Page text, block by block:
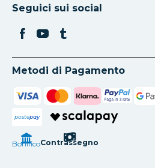
Si apre in una nuova scheda
Si apre in una nuova scheda
Seguici sui social
Metodi di Pagamento
postepay
BonificoContrassegno